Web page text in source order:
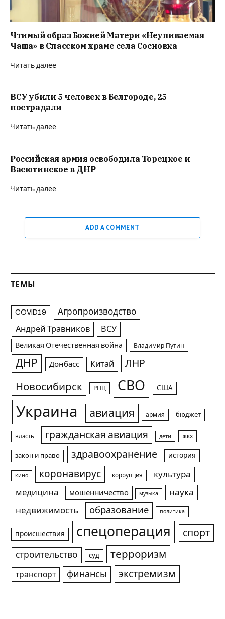
Чтимый образ Божией Матери «Неупиваемая
Чаша» в Спасском храме села Сосновка
Читать далее
ВСУ убили 5 человек в Белгороде, 25
пострадали
Читать далее
Российская армия освободила Торецкое и
Васютинское в ДНР
Читать далее
ADD A COMMENT
ТЕМЫ
COVID19 Агропроизводство
Андрей Травников ВСУ
Великая Отечественная война Владимир Путин
ДНР Донбасс Китай ЛНР
Новосибирск РПЦ СВО США
Украина авиация армия бюджет
власть гражданская авиация дети жкх
закон и право здравоохранение история
кино коронавирус коррупция
культура
медицина
мошенничество музыка
наука
недвижимость
образование политика
происшествия спецоперация спорт
строительство суд терроризм
транспорт финансы экстремизм